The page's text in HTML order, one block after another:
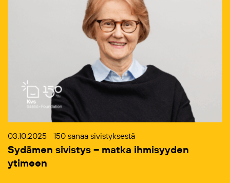
03.10.2025 150 sanaa sivistyksestä
Sydämen sivistys – matka ihmisyyden
ytimeen